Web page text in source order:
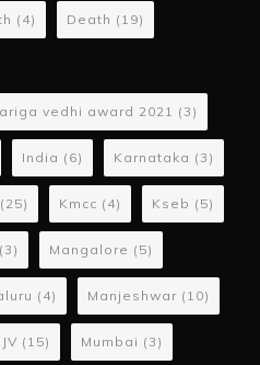
(4) Death (19)
vedhi award 2021 (3)
India (6) Karnataka (3)
(25) Kmcc (4) Kseb (5)
(3) Mangalore (5)
(4) Manjeshwar (10)
(15) Mumbai (3)